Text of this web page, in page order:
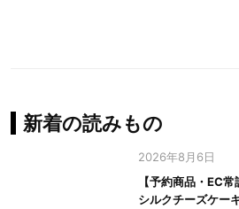
新着の読みもの
2026年8月6日
【予約商品・EC
シルクチーズケー